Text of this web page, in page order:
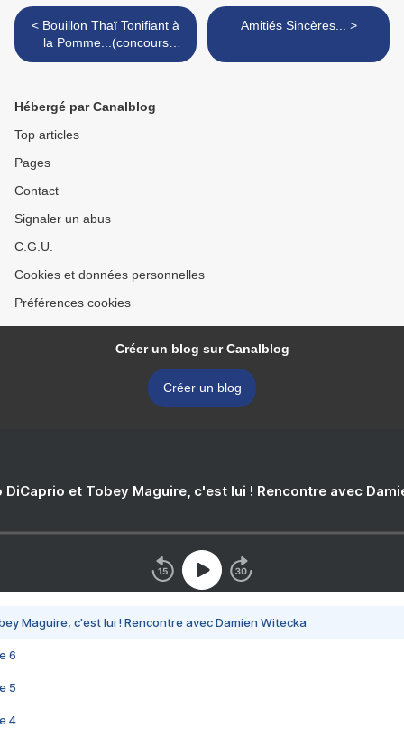
< Bouillon Thaï Tonifiant à
la Pomme...(concours
Ariane Les Naturianes®)
Amitiés Sincères... >
Hébergé par Canalblog
Top articles
Pages
Contact
Signaler un abus
C.G.U.
Cookies et données personnelles
Préférences cookies
Créer un blog sur Canalblog
Créer un blog
DiCaprio et Tobey Maguire, c'est lui ! Rencontre avec
Maguire, c'est lui ! Rencontre avec Damien Witecka
6
5
4